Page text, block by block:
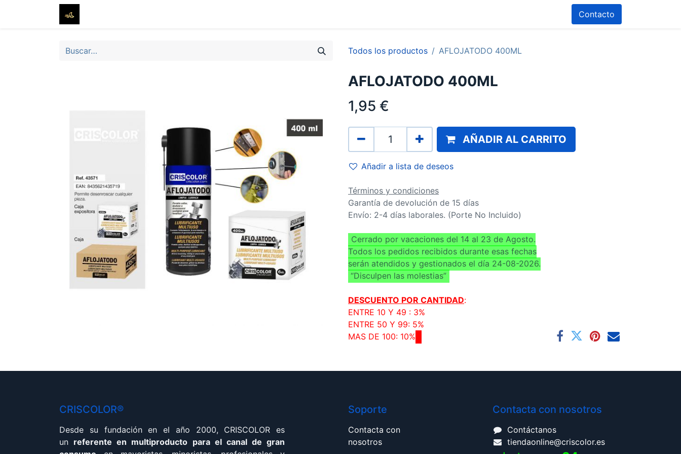
Contacto
Todos los productos AFLOJATODO 400ML
AFLOJATODO 400ML
1,95 €
AÑADIR AL CARRITO
Añadir a lista de deseos
Términos y condiciones
Garantía de devolución de 15 días
Envío: 2-4 días laborales. (Porte No Incluido)
Cerrado por vacaciones del 14 al 23 de Agosto.
Todos los pedidos recibidos durante esas fechas
serán atendidos y gestionados el día 24-08-2026.
“Disculpen las molestias”
DESCUENTO POR CANTIDAD:
ENTRE 10 Y 49 : 3%
ENTRE 50 Y 99: 5%
MAS DE 100: 10%
CRISCOLOR®
Desde su fundación en el año 2000, CRISCOLOR es
un referente en multiproducto para el canal de gran
Soporte
Contacta con
nosotros
Contacta con nosotros
Contáctanos
tiendaonline@criscolor.es